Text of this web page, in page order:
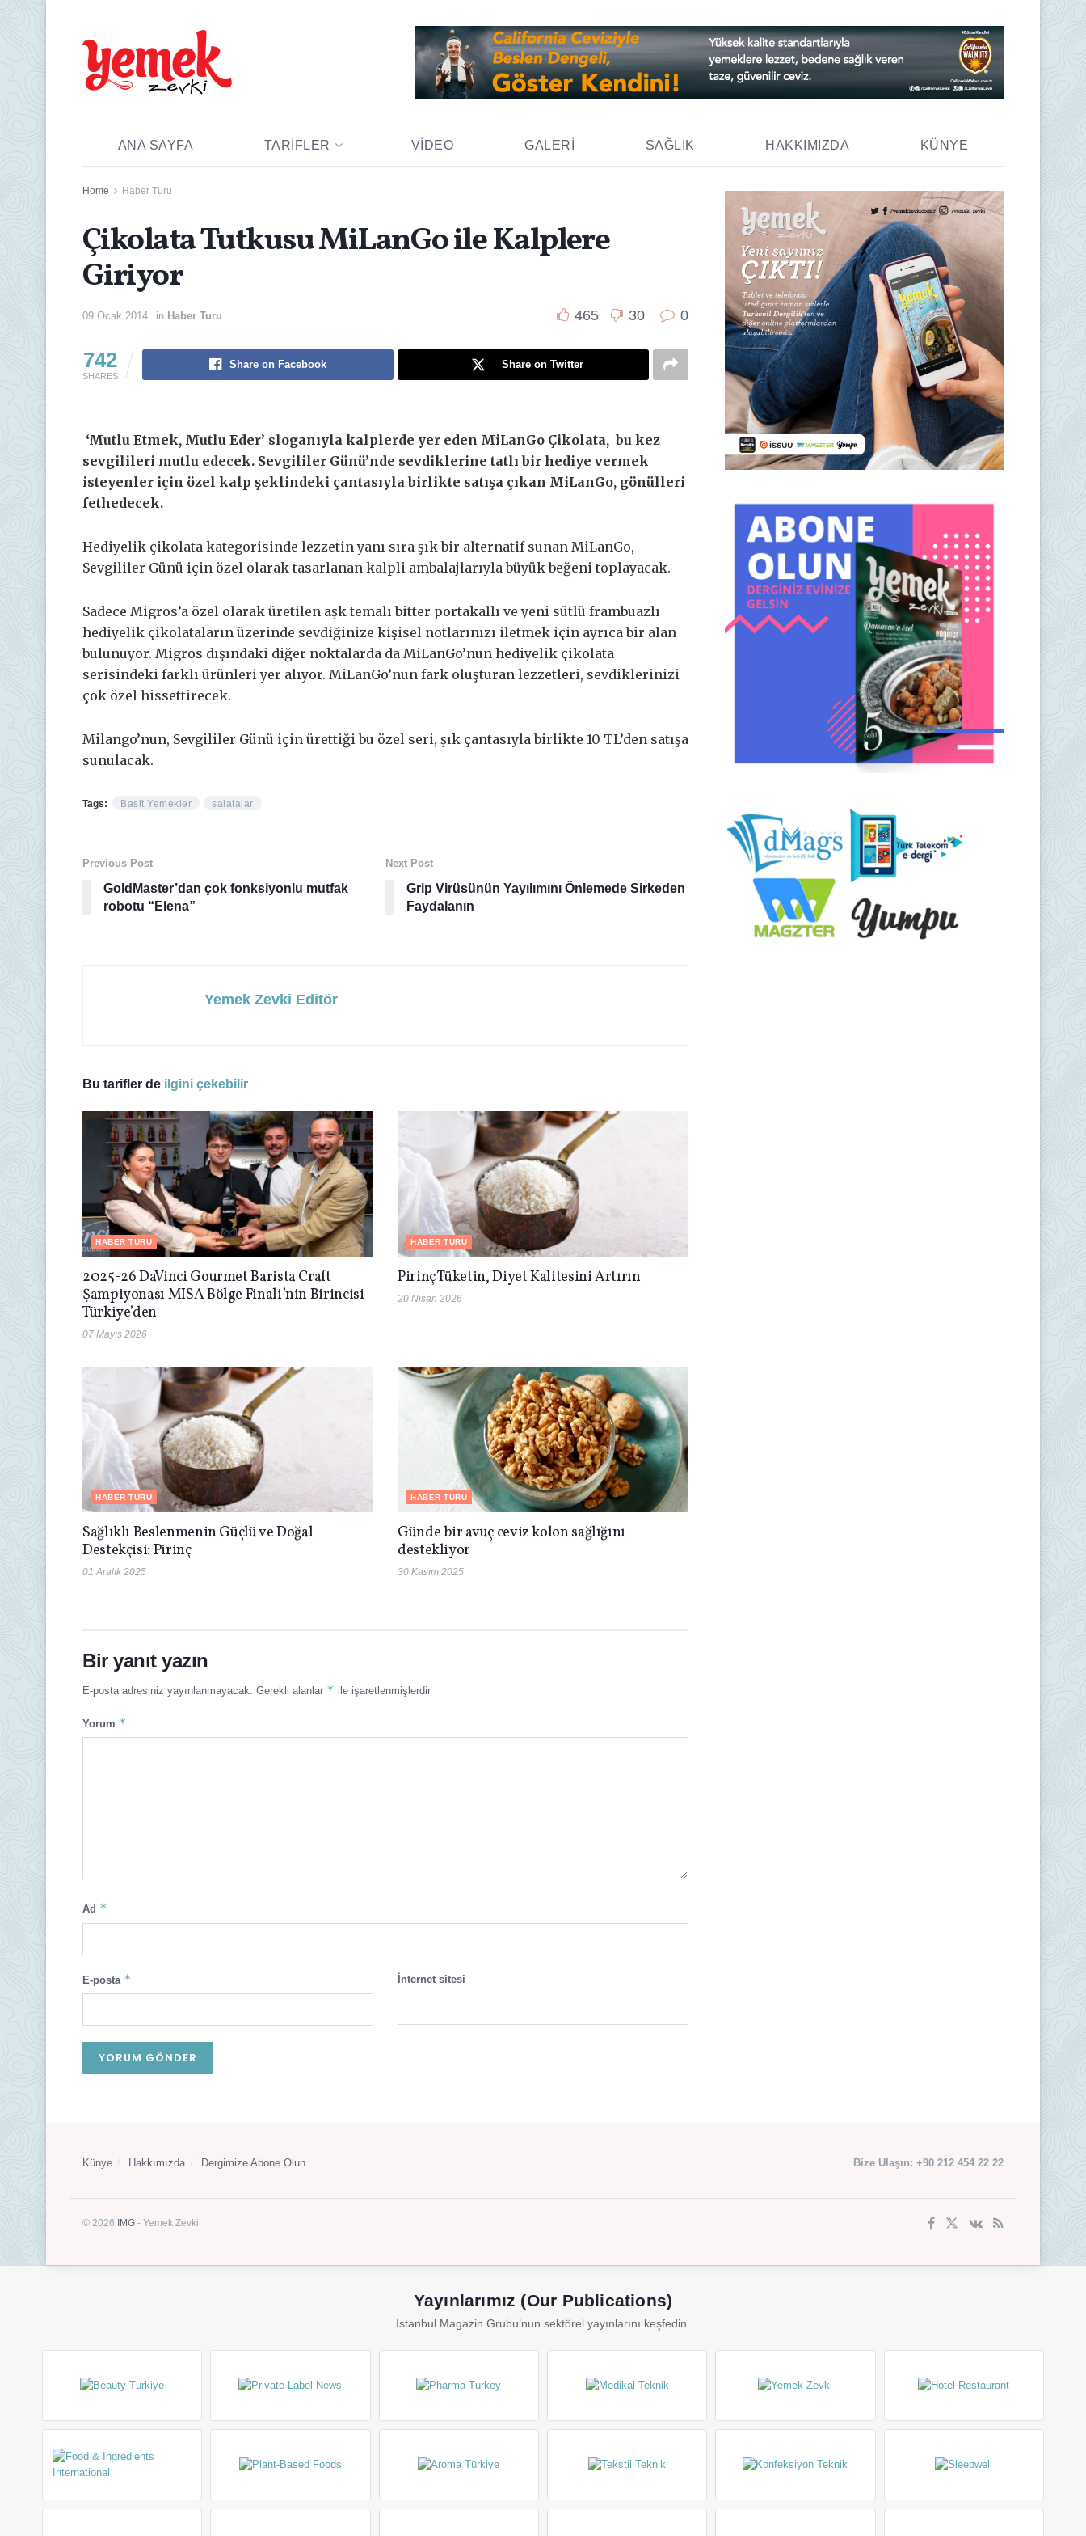
ANA SAYFA TARIFLER VIDEO GALERI SAĞLIK HAKKIMIZDA KÜNYE
Home Haber Turu
Çikolata Tutkusu MiLanGo ile Kalplere
Giriyor
09 Ocak 2014 in Haber Turu 465 30 0
742
SHARES
Share on Facebook Share on Twitter
‘Mutlu Etmek, Mutlu Eder’ sloganıyla kalplerde yer eden MiLanGo Çikolata, bu kez
sevgilileri mutlu edecek. Sevgililer Günü’nde sevdiklerine tatlı bir hediye vermek
isteyenler için özel kalp şeklindeki çantasıyla birlikte satışa çıkan MiLanGo, gönülleri
fethedecek.
Hediyelik çikolata kategorisinde lezzetin yanı sıra şık bir alternatif sunan MiLanGo,
Sevgililer Günü için özel olarak tasarlanan kalpli ambalajlarıyla büyük beğeni toplayacak.
Sadece Migros’a özel olarak üretilen aşk temalı bitter portakallı ve yeni sütlü frambuazlı
hediyelik çikolataların üzerinde sevdiğinize kişisel notlarınızı iletmek için ayrıca bir alan
bulunuyor. Migros dışındaki diğer noktalarda da MiLanGo’nun hediyelik çikolata
serisindeki farklı ürünleri yer alıyor. MiLanGo’nun fark oluşturan lezzetleri, sevdiklerinizi
çok özel hissettirecek.
Milango’nun, Sevgililer Günü için ürettiği bu özel seri, şık çantasıyla birlikte 10 TL’den satışa
sunulacak.
Tags: Basit Yemekler salatalar
Previous Post
GoldMaster’dan çok fonksiyonlu mutfak
robotu “Elena”
Next Post
Grip Virüsünün Yayılımını Önlemede Sirkeden
Faydalanın
Yemek Zevki Editör
Bu tarifler de ilgini çekebilir
HABER TURU
2025-26 DaVinci Gourmet Barista Craft
Şampiyonası MISA Bölge Finali’nin Birincisi
Türkiye’den
07 Mayıs 2026
HABER TURU
Pirinç Tüketin, Diyet Kalitesini Artırın
20 Nisan 2026
HABER TURU
Sağlıklı Beslenmenin Güçlü ve Doğal
Destekçisi: Pirinç
01 Aralık 2025
HABER TURU
Günde bir avuç ceviz kolon sağlığını
destekliyor
30 Kasım 2025
Bir yanıt yazın
E-posta adresiniz yayınlanmayacak. Gerekli alanlar * ile işaretlenmişlerdir
Yorum *
Ad *
E-posta * İnternet sitesi
Künye Hakkımızda Dergimize Abone Olun Bize Ulaşın: +90 212 454 22 22
© 2026 IMG - Yemek Zevki
Yayınlarımız (Our Publications)
İstanbul Magazin Grubu’nun sektörel yayınlarını keşfedin.